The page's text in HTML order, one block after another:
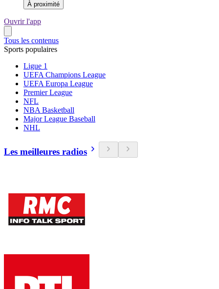
À proximité
Ouvrir l'app
Tous les contenus
Sports populaires
Ligue 1
UEFA Champions League
UEFA Europa League
Premier League
NFL
NBA Basketball
Major League Baseball
NHL
Les meilleures radios